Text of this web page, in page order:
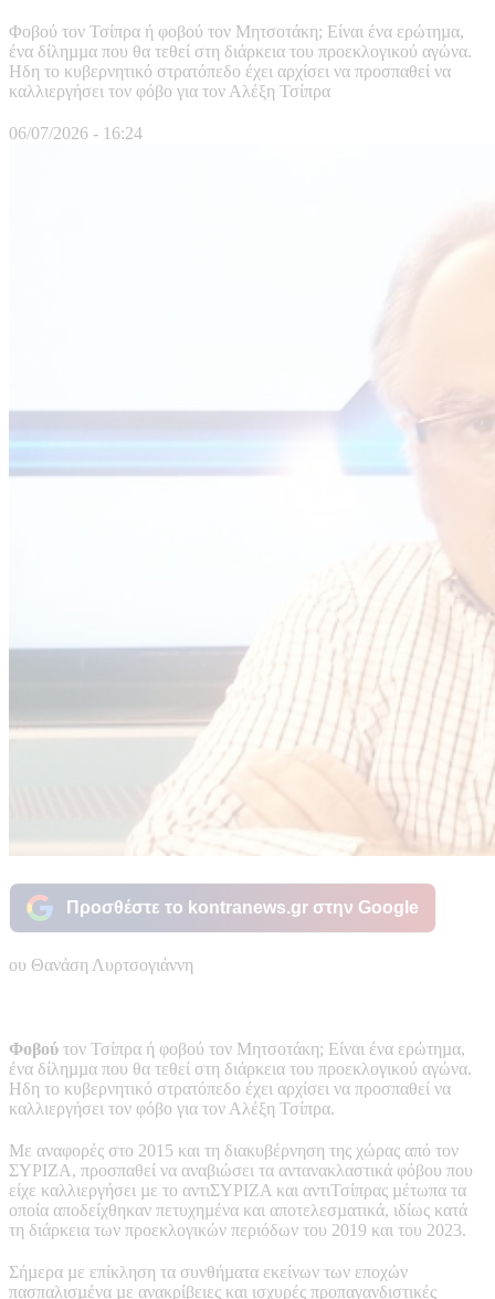
Φοβού τον Τσίπρα ή φοβού τον Μητσοτάκη; Είναι ένα ερώτηµα,
ένα δίληµµα που θα τεθεί στη διάρκεια του προεκλογικού αγώνα.
Ηδη το κυβερνητικό στρατόπεδο έχει αρχίσει να προσπαθεί να
καλλιεργήσει τον φόβο για τον Αλέξη Τσίπρα
06/07/2026 - 16:24
Προσθέστε το kontranews.gr στην Google
ου Θανάση Λυρτσογιάννη
Φοβού τον Τσίπρα ή φοβού τον Μητσοτάκη; Είναι ένα ερώτηµα,
ένα δίληµµα που θα τεθεί στη διάρκεια του προεκλογικού αγώνα.
Ηδη το κυβερνητικό στρατόπεδο έχει αρχίσει να προσπαθεί να
καλλιεργήσει τον φόβο για τον Αλέξη Τσίπρα.
Με αναφορές στο 2015 και τη διακυβέρνηση της χώρας από τον
ΣΥΡΙΖΑ, προσπαθεί να αναβιώσει τα αντανακλαστικά φόβου που
είχε καλλιεργήσει µε το αντιΣΥΡΙΖΑ και αντιΤσίπρας µέτωπα τα
οποία αποδείχθηκαν πετυχηµένα και αποτελεσµατικά, ιδίως κατά
τη διάρκεια των προεκλογικών περιόδων του 2019 και του 2023.
Σήµερα µε επίκληση τα συνθήµατα εκείνων των εποχών
πασπαλισµένα µε ανακρίβειες και ισχυρές προπαγανδιστικές